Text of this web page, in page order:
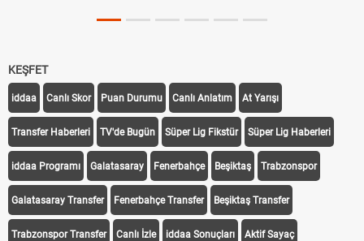
KEŞFET
iddaa Canlı Skor Puan Durumu Canlı Anlatım At Yarışı
Transfer Haberleri TV'de Bugün Süper Lig Fikstür Süper Lig Haberleri
iddaa Programı Galatasaray Fenerbahçe Beşiktaş Trabzonspor
Galatasaray Transfer Fenerbahçe Transfer Beşiktaş Transfer
Trabzonspor Transfer Canlı İzle iddaa Sonuçları Aktif Sayaç